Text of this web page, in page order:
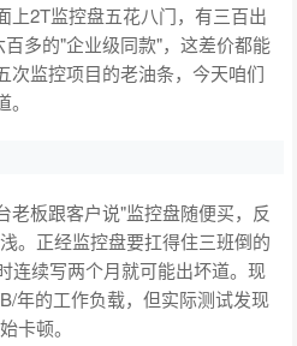
上2T监控盘五花八门，有三百出
多的"企业级同款"，这差价都能
次监控项目的老油条，今天咱们
老板跟客户说"监控盘随便买，反
。正经监控盘要扛得住三班倒的
连续写两个月就可能出坏道。现
年的工作负载，但实际测试发现
卡顿。